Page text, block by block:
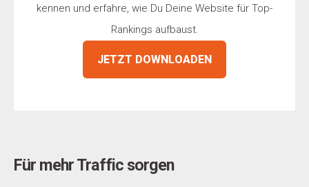
kennen und erfahre, wie Du Deine Website für Top-
Rankings aufbaust.
JETZT DOWNLOADEN
Für mehr Traffic sorgen